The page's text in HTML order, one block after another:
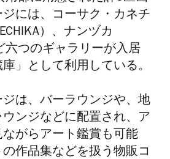
には、
コーサク・カネチ
）、ナンヅカ
六つのギャラリーが入居
庫」として利用している。
は、バーラウンジや、地
ンジなどに配置され、ア
ながらアート鑑賞も可能
の作品集などを扱う物販コ